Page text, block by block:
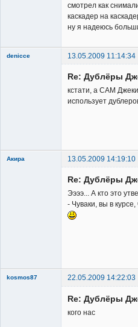
смотрел как
каскадер на
ну я надеюсь
denicce
13.05.2009 11:14:34
Re: Дублёры
кстати, а САМ
использует
Акира 13.05.2009 14:19:10
Re: Дублёры
Ээээ... А кто это
- Чуваки, вы в
kosmos87 22.05.2009 14:22:03
Re: Дублёры
кого нас